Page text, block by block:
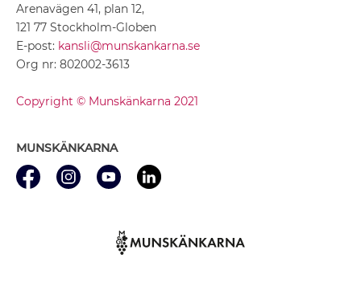
Arenavägen 41, plan 12,
121 77 Stockholm-Globen
E-post: kansli@munskankarna.se
Org nr: 802002-3613
Copyright © Munskänkarna 2021
MUNSKÄNKARNA